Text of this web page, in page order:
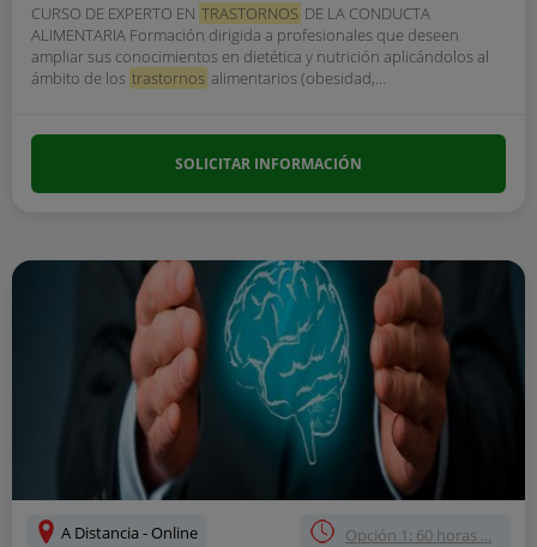
CURSO DE EXPERTO EN TRASTORNOS DE LA CONDUCTA
ALIMENTARIA Formación dirigida a profesionales que deseen
ampliar sus conocimientos en dietética y nutrición aplicándolos al
ámbito de los trastornos alimentarios (obesidad,...
SOLICITAR INFORMACIÓN
A Distancia - Online Opción 1: 60 horas ...